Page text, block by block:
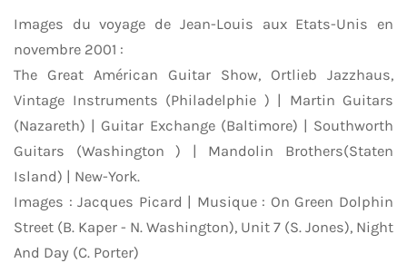
Images du voyage de Jean-Louis aux Etats-Unis en
novembre 2001 :
The Great Américan Guitar Show, Ortlieb Jazzhaus,
Vintage Instruments (Philadelphie ) | Martin Guitars
(Nazareth) | Guitar Exchange (Baltimore) | Southworth
Guitars (Washington ) | Mandolin Brothers(Staten
Island) | New-York.
Images : Jacques Picard | Musique : On Green Dolphin
Street (B. Kaper - N. Washington), Unit 7 (S. Jones), Night
And Day (C. Porter)